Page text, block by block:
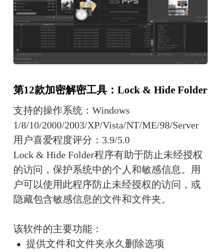
第12款加密解密工具：Lock & Hide Folder
支持的操作系统：Windows
1/8/10/2000/2003/XP/Vista/NT/ME/98/Server
用户喜爱程度评分：3.9/5.0
Lock & Hide Folder程序有助于防止未经授权
的访问，保护系统中的个人和敏感信息。用
户可以使用此程序防止未经授权的访问，或
隐藏包含敏感信息的文件和文件夹。
该软件的主要功能：
提供文件和文件夹永久删除选项